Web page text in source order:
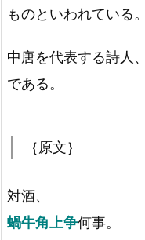
ものといわれている
中唐を代表する詩人
である。
｛原文｝
対酒、
蝸牛角上争何事。